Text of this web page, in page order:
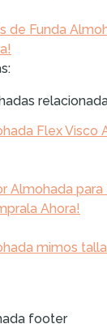
de Funda
Flex Visco
Almohada
Ahora!
mimos